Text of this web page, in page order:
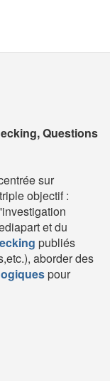
Questions
sur
objectif :
et du
publiés
aborder des
pour